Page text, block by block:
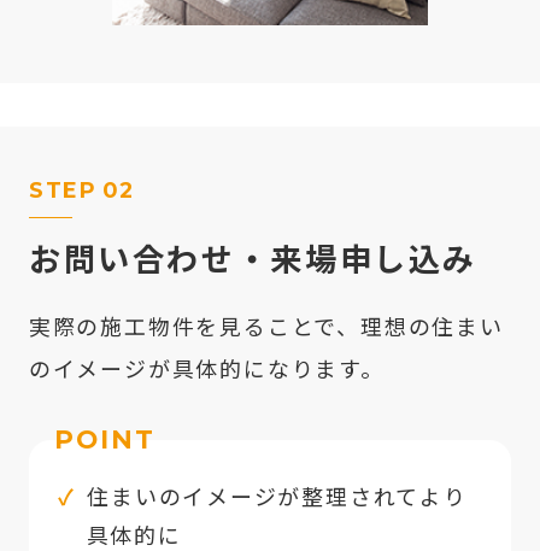
STEP 02
お問い合わせ・来場申し込み
実際の施工物件を見ることで、理想の住まい
のイメージが具体的になります。
POINT
住まいのイメージが整理されてより
具体的に